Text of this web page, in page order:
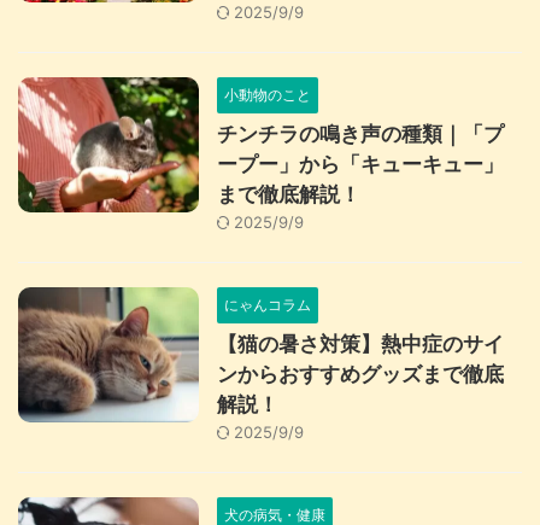
2025/9/9
小動物のこと
チンチラの鳴き声の種類｜「プ
ープー」から「キューキュー」
まで徹底解説！
2025/9/9
にゃんコラム
【猫の暑さ対策】熱中症のサイ
ンからおすすめグッズまで徹底
解説！
2025/9/9
犬の病気・健康